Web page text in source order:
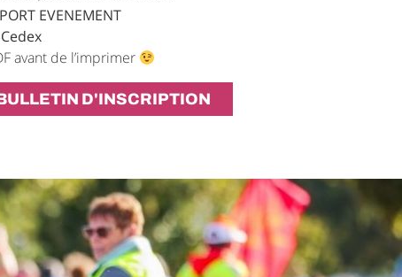
EVENEMENT
avant de l’imprimer
D'INSCRIPTION